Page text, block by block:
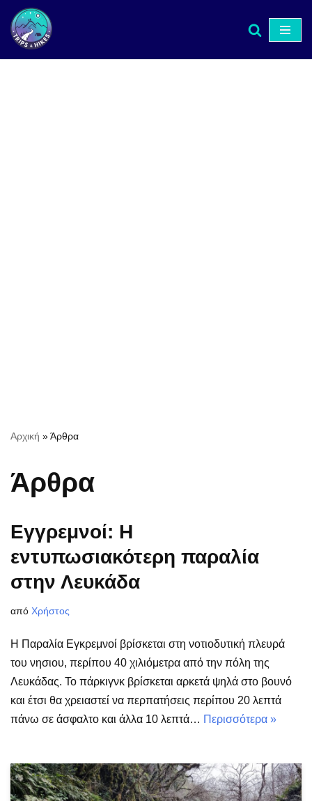
Μεταπηδήστε
στο
Αρχική »Άρθρα
Άρθρα
Εγγρεμνοί: Η
εντυπωσιακότερη παραλία
στην Λευκάδα
από Χρήστος
Η Παραλία Εγκρεμνοί βρίσκεται στη νοτιοδυτική πλευρά
του νησιου, περίπου 40 χιλιόμετρα από την πόλη της
Λευκάδας. Το πάρκιγνκ βρίσκεται αρκετά ψηλά στο βουνό
και έτσι θα χρειαστεί να περπατήσεις περίπου 20 λεπτά
πάνω σε άσφαλτο και άλλα 10 λεπτά… Περισσότερα »